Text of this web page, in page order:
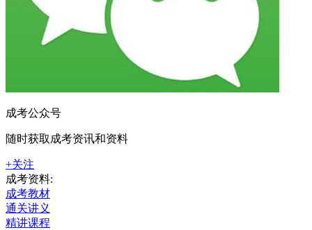
成考公众号
随时获取成考资讯和资料
+关注
成考资料:
成考教材
通关讲义
精讲课程